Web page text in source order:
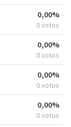
0,00%
0 votos
0,00%
0 votos
0,00%
0 votos
0,00%
0 votos